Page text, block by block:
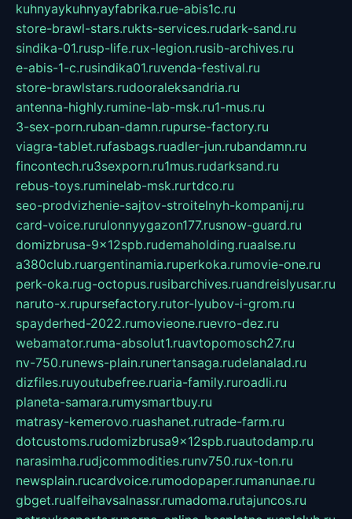
kuhnyaykuhnyayfabrika.rue-abis1c.ru
store-brawl-stars.rukts-services.rudark-sand.ru
sindika-01.rusp-life.rux-legion.rusib-archives.ru
e-abis-1-c.rusindika01.ruvenda-festival.ru
store-brawlstars.rudooraleksandria.ru
antenna-highly.rumine-lab-msk.ru1-mus.ru
3-sex-porn.ruban-damn.rupurse-factory.ru
viagra-tablet.rufasbags.ruadler-jun.rubandamn.ru
fincontech.ru3sexporn.ru1mus.rudarksand.ru
rebus-toys.ruminelab-msk.rurtdco.ru
seo-prodvizhenie-sajtov-stroitelnyh-kompanij.ru
card-voice.rurulonnyygazon177.rusnow-guard.ru
domizbrusa-9x12spb.rudemaholding.ruaalse.ru
a380club.ruargentinamia.ruperkoka.rumovie-one.ru
perk-oka.rug-octopus.rusibarchives.ruandreislyusar.ru
naruto-x.rupursefactory.rutor-lyubov-i-grom.ru
spayderhed-2022.rumovieone.ruevro-dez.ru
webamator.ruma-absolut1.ruavtopomosch27.ru
nv-750.runews-plain.runertansaga.rudelanalad.ru
dizfiles.ruyoutubefree.ruaria-family.ruroadli.ru
planeta-samara.rumysmartbuy.ru
matrasy-kemerovo.ruashanet.rutrade-farm.ru
dotcustoms.rudomizbrusa9x12spb.ruautodamp.ru
narasimha.rudjcommodities.runv750.rux-ton.ru
newsplain.rucardvoice.rumodopaper.rumanunae.ru
gbget.rualfeihavsalnassr.rumadoma.rutajuncos.ru